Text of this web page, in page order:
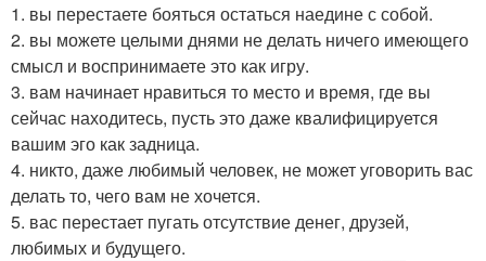
1. вы перестаете бояться остаться наедине с собой.
2. вы можете целыми днями не делать ничего имеющего
смысл и воспринимаете это как игру.
3. вам начинает нравиться то место и время, где вы
сейчас находитесь, пусть это даже квалифицируется
вашим эго как задница.
4. никто, даже любимый человек, не может уговорить вас
делать то, чего вам не хочется.
5. вас перестает пугать отсутствие денег, друзей,
любимых и будущего.